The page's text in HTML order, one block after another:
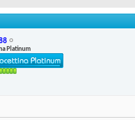
Platinum